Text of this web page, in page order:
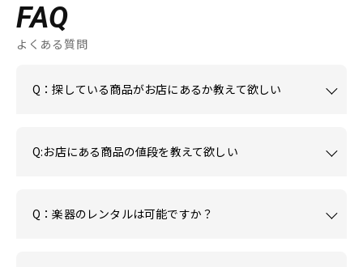
FAQ
よくある質問
Q：探している商品がお店にあるか教えて欲しい
Q:お店にある商品の値段を教えて欲しい
Q：楽器のレンタルは可能ですか？